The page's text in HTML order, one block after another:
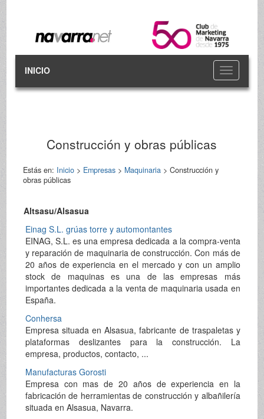
Toggle
navigation
INICIO
Construcción y obras públicas
Estás en: Inicio> Empresas> Maquinaria> Construcción y
obras públicas
Altsasu/Alsasua
Einag S.L. grúas torre y automontantes
EINAG, S.L. es una empresa dedicada a la compra-venta
y reparación de maquinaria de construcción. Con más de
20 años de experiencia en el mercado y con un amplio
stock de maquinas es una de las empresas más
importantes dedicada a la venta de maquinaria usada en
España.
Conhersa
Empresa situada en Alsasua, fabricante de traspaletas y
plataformas deslizantes para la construcción. La
empresa, productos, contacto, ...
Manufacturas Gorosti
Empresa con mas de 20 años de experiencia en la
fabricación de herramientas de construcción y albañilería
situada en Alsasua, Navarra.